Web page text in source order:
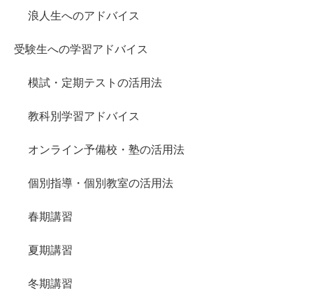
浪人生へのアドバイス
受験生への学習アドバイス
模試・定期テストの活用法
教科別学習アドバイス
オンライン予備校・塾の活用法
個別指導・個別教室の活用法
春期講習
夏期講習
冬期講習